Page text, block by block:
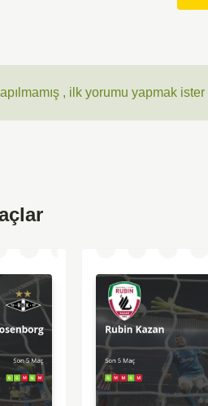
, ilk yorumu yapmak